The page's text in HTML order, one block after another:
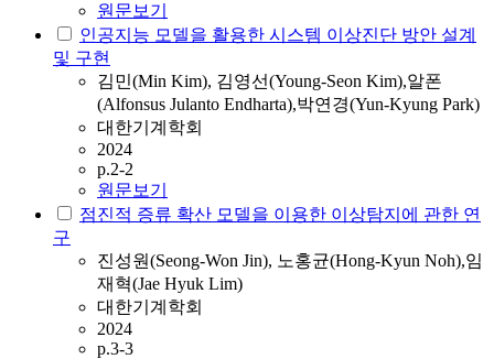
원문보기
인공지능 모델을 활용한 시스템 이상진단 방안 설계
및 구현
김민(Min Kim), 김영선(Young-Seon Kim),알폰
(Alfonsus Julanto Endharta),박연경(Yun-Kyung Park)
대한기계학회
2024
p.2-2
원문보기
점진적 증류 확산 모델을 이용한 이상탐지에 관한 연
구
진성원(Seong-Won Jin), 노홍균(Hong-Kyun Noh),임
재혁(Jae Hyuk Lim)
대한기계학회
2024
p.3-3